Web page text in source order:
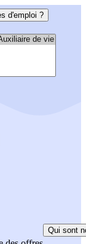
d'emploi ?
Qui sont